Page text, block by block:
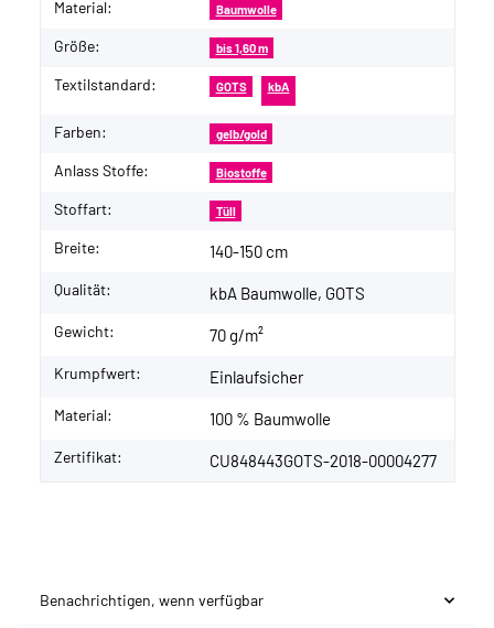
Material: Baumwolle
Größe: bis 1,60 m
Textilstandard: GOTS kbA
Farben: gelb/gold
Anlass Stoffe: Biostoffe
Stoffart: Tüll
Breite: 140-150 cm
Qualität: kbA Baumwolle, GOTS
Gewicht: 70 g/m²
Krumpfwert: Einlaufsicher
Material: 100 % Baumwolle
Zertifikat: CU848443GOTS-2018-00004277
Benachrichtigen, wenn verfügbar